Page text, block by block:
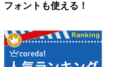
フォントも使える！